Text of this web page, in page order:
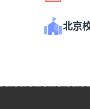
北京